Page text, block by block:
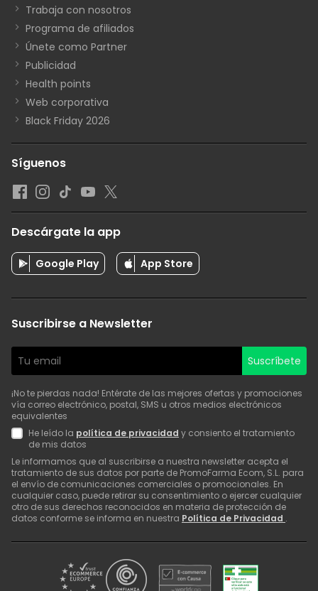
Trabaja con nosotros
Programa de afiliados
Únete como Partner
Publicidad
Health points
Web corporativa
Black Friday 2026
Síguenos
Descárgate la app
Google Play App Store
Suscribirse a Newsletter
Suscríbete
¡No te pierdas nada! Entérate de las mejores ofertas y promociones
vía correo electrónico, postal, SMS u otros medios electrónicos
equivalentes
He leído la política de privacidad y consiento el tratamiento
de mis datos
Le informamos que al suscribirse a nuestra newsletter acepta el
tratamiento de sus datos por parte de PromoFarma Ecom, S.L. para
el envío de comunicaciones comerciales o promocionales. En
cualquier caso, puede retirar su consentimiento o ejercer cualquier
otro de sus derechos reconocidos en materia de protección de
datos conforme se informa en nuestra Política de Privacidad .